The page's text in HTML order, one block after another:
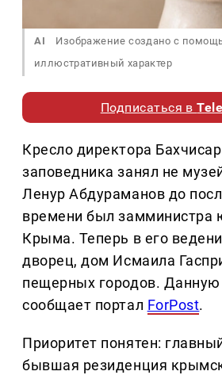
AI
Изображение создано с
иллюстративный характер
Подписаться в
Кресло директора
заповедника занял не
Ленур Абдураманов до
времени был замминистра
Крыма. Теперь в его
дворец, дом Исмаила
пещерных городов.
сообщает портал ForPost.
Приоритет понятен:
бывшая резиденция